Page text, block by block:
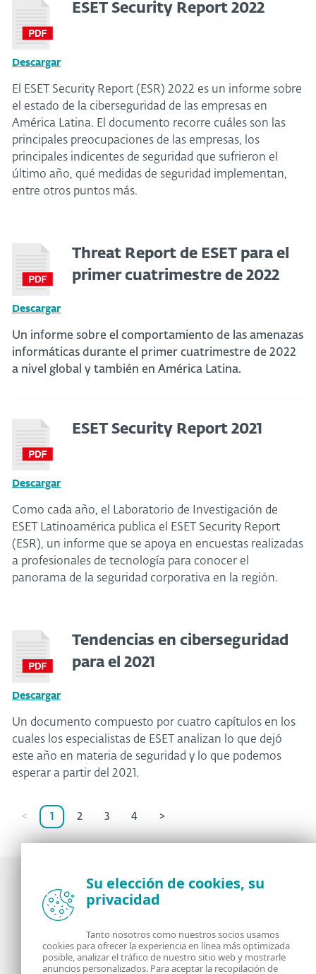
Descargar
ESET Security Report 2022
El ESET Security Report (ESR) 2022 es un informe sobre
el estado de la ciberseguridad de las empresas en
América Latina. El documento recorre cuáles son las
principales preocupaciones de las empresas, los
principales indicentes de seguridad que sufrieron el
último año, qué medidas de seguridad implementan,
entre otros puntos más.
Descargar
Threat Report de ESET para el
primer cuatrimestre de 2022
Un informe sobre el comportamiento de las amenazas
informáticas durante el primer cuatrimestre de 2022
a nivel global y también en América Latina.
Descargar
ESET Security Report 2021
Como cada año, el Laboratorio de Investigación de
ESET Latinoamérica publica el ESET Security Report
(ESR), un informe que se apoya en encuestas realizadas
a profesionales de tecnología para conocer el
panorama de la seguridad corporativa en la región.
Descargar
Tendencias en ciberseguridad
para el 2021
Un documento compuesto por cuatro capítulos en los
cuales los especialistas de ESET analizan lo que dejó
este año en materia de seguridad y lo que podemos
esperar a partir del 2021.
< 1 2 3 4 >
Noticias, opiniones y análisis de la comunidad de
seguridad de ESET
Acerca de RSS Feed
Su elección de cookies, su
privacidad
Tanto nosotros como nuestros socios usamos
cookies para ofrecer la experiencia en línea más optimizada
posible, analizar el tráfico de nuestro sitio web y mostrarle
anuncios personalizados. Para aceptar la recopilación de